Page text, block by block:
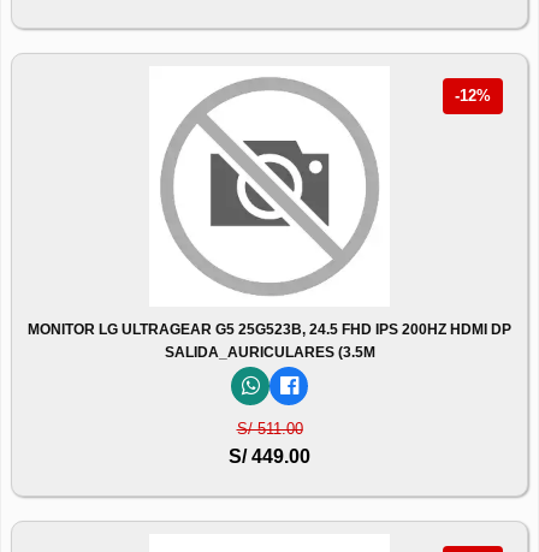
-12%
MONITOR LG ULTRAGEAR G5 25G523B, 24.5 FHD IPS 200HZ HDMI DP
SALIDA_AURICULARES (3.5M
S/ 511.00
S/ 449.00